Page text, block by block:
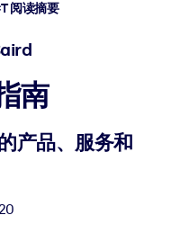
LXP，以获得更强的学习效
阅读摘要
南
产品、服务和